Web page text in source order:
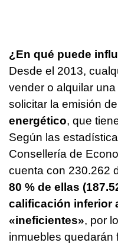
¿En qué puede
Desde el 2013,
vender o alquilar una
solicitar la emisión
energético, que
Según las
Consellería de
cuenta con 230.262
80 % de ellas
calificación inferior
«ineficientes», por
inmuebles quedarán